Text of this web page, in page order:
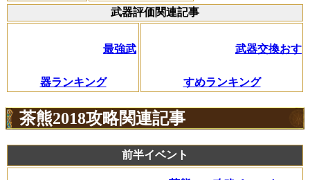
武器評価関連記事
最強武
器ランキング
武器交換おす
すめランキング
茶熊2018攻略関連記事
前半イベント